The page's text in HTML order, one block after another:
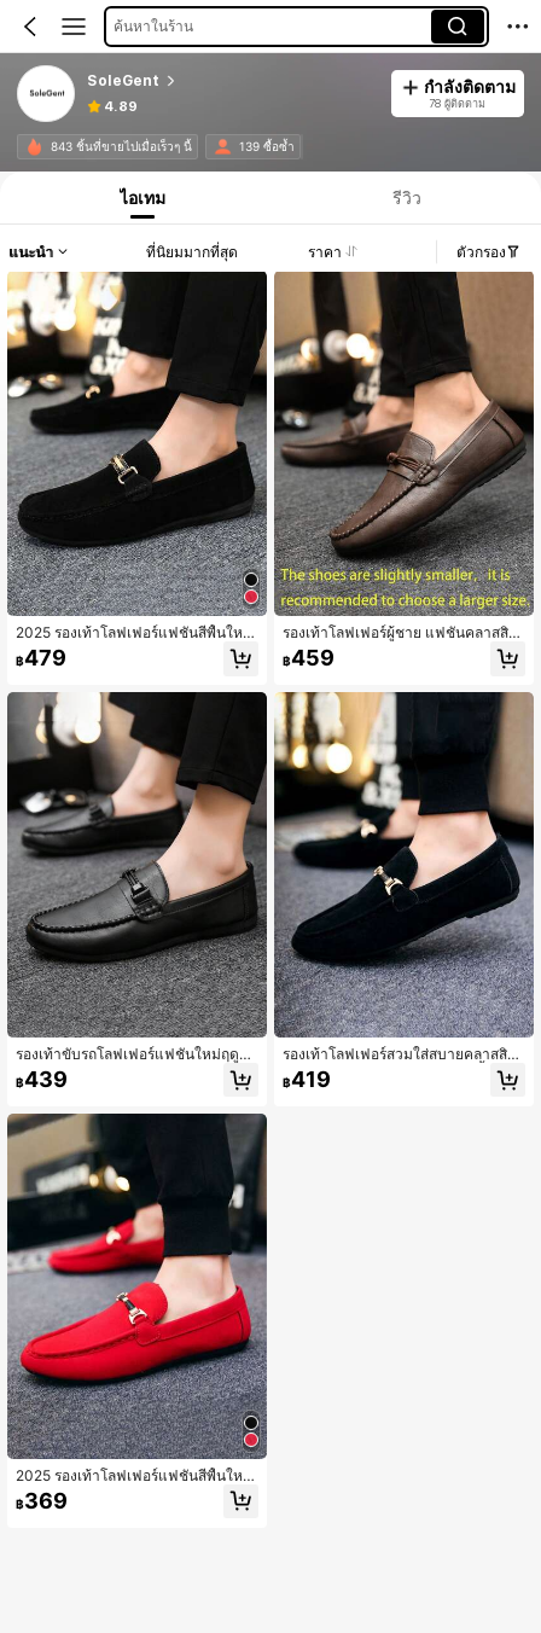
ค้นหาในร้าน
SoleGent
4.89
กำลังติดตาม
78 ผู้ติดตาม
843 ชิ้นที่ขายไปเมื่อเร็วๆ นี้ 139 ซื้อซ้ำ
ไอเทม รีวิว
แนะนำ ที่นิยมมากที่สุด ราคา ตัวกรอง
2025 รองเท้าโลฟเฟอร์แฟชั่นสีพื้นใหม่
สำหรับฤดูใบไม้ผลิ/ฤดูร้อนสำหรับผู้ชา
ย, รองเท้าขับรถแบบสวมระบายอากาศ,
สำหรับช้อปปิ้งและออกเดท (รองเท้าโล
ฟเฟอร์มีแนวโน้มที่จะมีขนาดเล็ก ลูกค้า
ที่มีเท้าใหญ่ควรสั่งซื้อขนาดใหญ่ขึ้นหนึ่
งขนาด)
฿479
รองเท้าขับรถโลฟเฟอร์แฟชั่นใหม่ฤดูใบ
ไม้ผลิ/ฤดูร้อน 2025 สำหรับผู้ชาย, รองเ
ท้าโลฟเฟอร์แบบสวมง่ายระบายอากาศ
ลฟเฟอร์ขนาดเล็ก แนะนำให้สั่งขนาดใ
หญ่ขึ้นหนึ่งไซส์สำหรับผู้ที่มีเท้าใหญ่)
฿439
2025 รองเท้าโลฟเฟอร์แฟชั่นสีพื้นใหม่
สำหรับฤดูใบไม้ผลิ/ฤดูร้อนสำหรับผู้ชา
ย, รองเท้าไม่มีส้นลำลองระบายอากาศไ
฿369
รองเท้าโลฟเฟอร์ผู้ชาย แฟชั่นคลาสสิก
สวมใส่สบาย รองเท้าทางการ, รองเท้าแ
บบสวม ม็อคคาซินน้ำหนักเบา รองเท้าเ
มาะสำหรับวันวาเลนไทน์, การออกนอก
บ้าน, งานปาร์ตี้ (รองเท้าโลฟเฟอร์มีขน
าดเล็ก ลูกค้าที่มีเท้าขนาดใหญ่ควรสั่งซื้
อขนาดใหญ่ขึ้น 1 ไซส์)
฿459
รองเท้าโลฟเฟอร์สวมใส่สบายคลาสสิก
สำหรับผู้ชาย, รองเท้าแตะเพนนีน้ำหนัก
เบาแบบสวม, รองเท้าชุดลำลอง
฿419